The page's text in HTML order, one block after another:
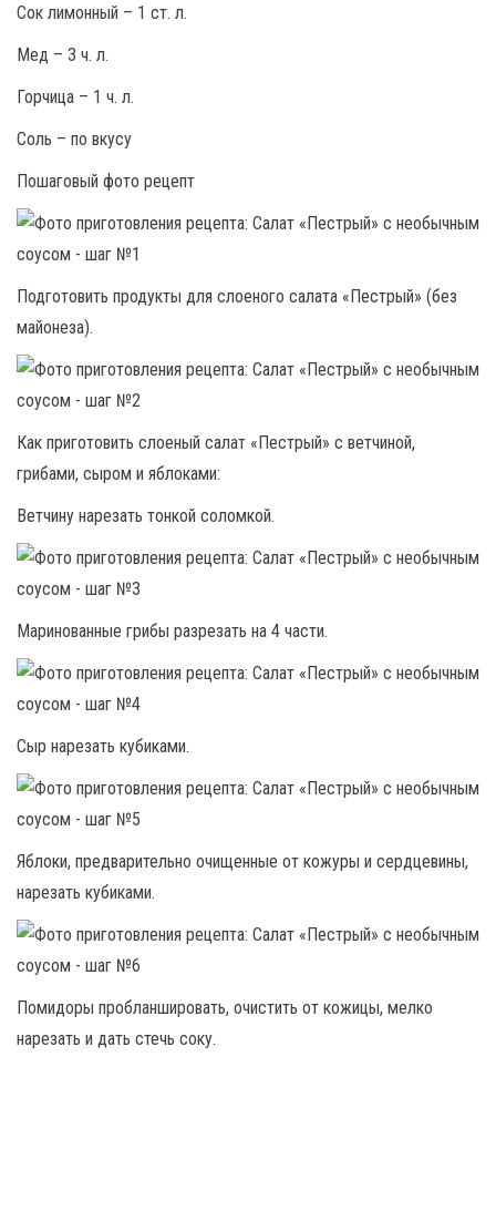
Сок лимонный – 1 ст. л.
Мед – 3 ч. л.
Горчица – 1 ч. л.
Соль – по вкусу
Пошаговый фото рецепт
Подготовить продукты для слоеного салата «Пестрый» (без
майонеза).
Как приготовить слоеный салат «Пестрый» с ветчиной,
грибами, сыром и яблоками:
Ветчину нарезать тонкой соломкой.
Маринованные грибы разрезать на 4 части.
Сыр нарезать кубиками.
Яблоки, предварительно очищенные от кожуры и сердцевины,
нарезать кубиками.
Помидоры пробланшировать, очистить от кожицы, мелко
нарезать и дать стечь соку.